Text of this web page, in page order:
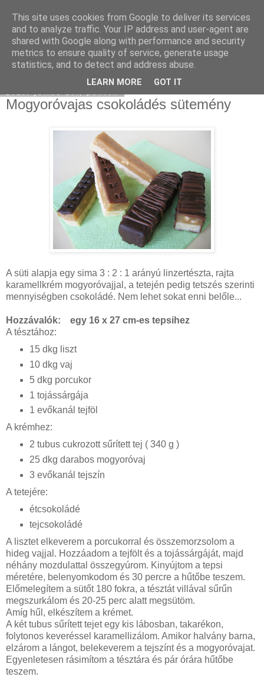
Moha Konyha
Mogyoróvajas csokoládés sütemény
A süti alapja egy sima 3 : 2 : 1 arányú linzertészta, rajta
karamellkrém mogyoróvajjal, a tetején pedig tetszés szerinti
mennyiségben csokoládé. Nem lehet sokat enni belőle...
Hozzávalók: egy 16 x 27 cm-es tepsihez
A tésztához:
15 dkg liszt
10 dkg vaj
5 dkg porcukor
1 tojássárgája
1 evőkanál tejföl
A krémhez:
2 tubus cukrozott sűrített tej ( 340 g )
25 dkg darabos mogyoróvaj
3 evőkanál tejszín
A tetejére:
étcsokoládé
tejcsokoládé
A lisztet elkeverem a porcukorral és összemorzsolom a
hideg vajjal. Hozzáadom a tejfölt és a tojássárgáját, majd
néhány mozdulattal összegyúrom. Kinyújtom a tepsi
méretére, belenyomkodom és 30 percre a hűtőbe teszem.
Előmelegítem a sütőt 180 fokra, a tésztát villával sűrűn
megszurkálom és 20-25 perc alatt megsütöm.
Amíg hűl, elkészítem a krémet.
A két tubus sűrített tejet egy kis lábosban, takarékon,
folytonos keveréssel karamellizálom. Amikor halvány barna,
elzárom a lángot, belekeverem a tejszínt és a mogyoróvajat.
Egyenletesen rásimítom a tésztára és pár órára hűtőbe
teszem.
This site uses cookies from Google to deliver its services
and to analyze traffic. Your IP address and user-agent are
shared with Google along with performance and security
metrics to ensure quality of service, generate usage
statistics, and to detect and address abuse.
LEARN MORE GOT IT